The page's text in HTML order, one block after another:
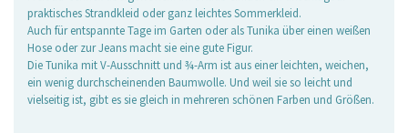
praktisches Strandkleid oder ganz leichtes Sommerkleid.
Auch für entspannte Tage im Garten oder als Tunika über einen weißen
Hose oder zur Jeans macht sie eine gute Figur.
Die Tunika mit V-Ausschnitt und ¾-Arm ist aus einer leichten, weichen,
ein wenig durchscheinenden Baumwolle. Und weil sie so leicht und
vielseitig ist, gibt es sie gleich in mehreren schönen Farben und Größen.